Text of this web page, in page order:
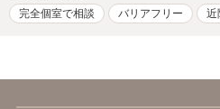
完全個室で相談 バリアフリー 近